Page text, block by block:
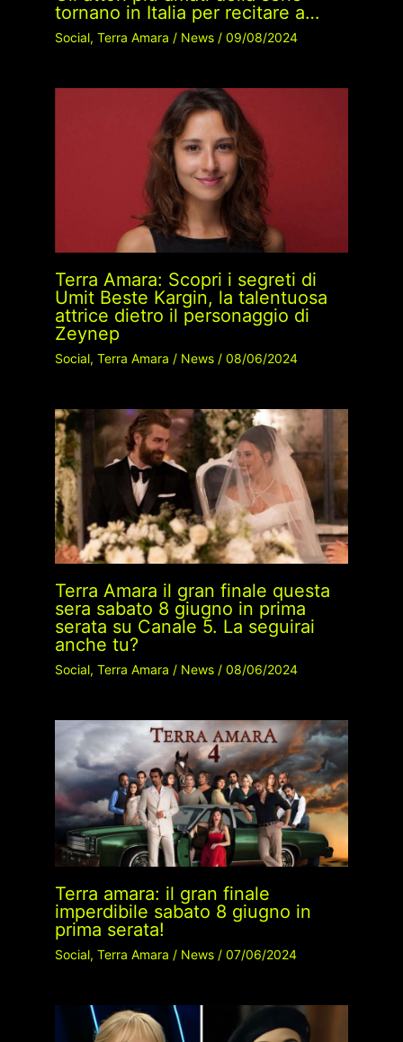
tornano in Italia per recitare a…
Social, Terra Amara / News/ 09/08/2024
Terra Amara: Scopri i segreti di
Umit Beste Kargin, la talentuosa
attrice dietro il personaggio di
Zeynep
Social, Terra Amara / News/ 08/06/2024
Terra Amara il gran finale questa
sera sabato 8 giugno in prima
serata su Canale 5. La seguirai
anche tu?
Social, Terra Amara / News/ 08/06/2024
Terra amara: il gran finale
imperdibile sabato 8 giugno in
prima serata!
Social, Terra Amara / News/ 07/06/2024